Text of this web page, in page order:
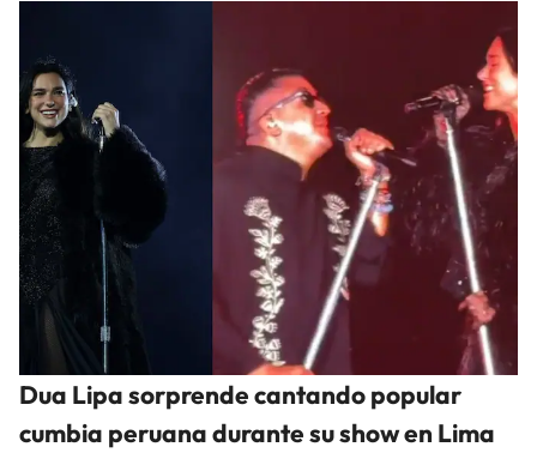
Dua Lipa sorprende cantando popular
cumbia peruana durante su show en Lima